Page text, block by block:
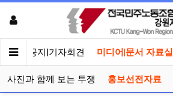
인 공지|기자회견 미디어|문서 자료실
사진과 함께 보는 투쟁 홍보선전자료